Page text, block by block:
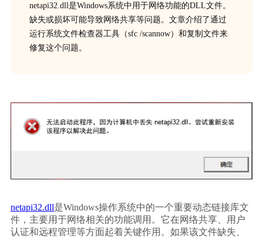
netapi32.dll是Windows系统中用于网络功能的DLL文件。
缺失或损坏可能导致网络共享等问题。文章介绍了通过
运行系统文件检查器工具（sfc /scannow）和复制文件来
修复这个问题。
netapi32.dll是Windows操作系统中的一个重要动态链接库文
件，主要用于网络相关的功能调用。它在网络共享、用户
认证和远程管理等方面起着关键作用。如果该文件缺失、